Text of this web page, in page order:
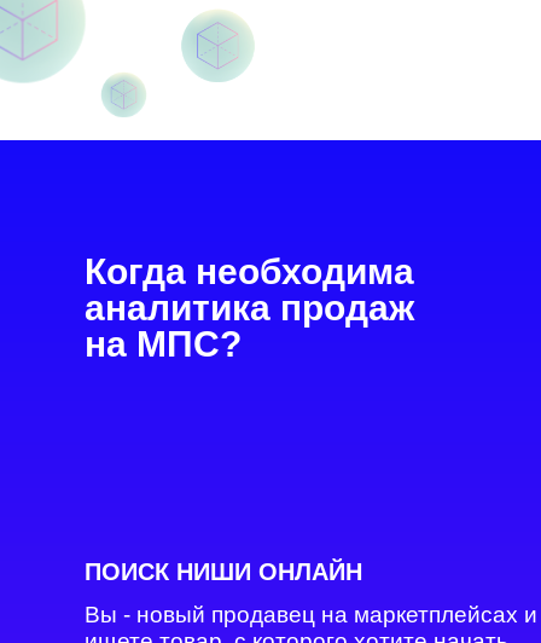
ПОИСК НИШИ ОНЛАЙН
Вы - новый продавец на маркетплейсах и
Когда необходима
аналитика продаж
на МПС?